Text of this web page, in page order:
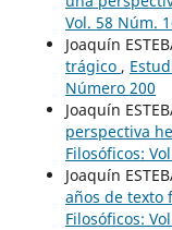
Vol. 58 Núm.
Joaquín
trágico ,
Número 200
Joaquín
perspectiva
Filosóficos:
Joaquín
años de texto
Filosóficos: